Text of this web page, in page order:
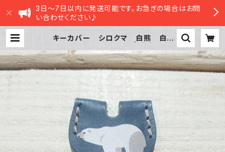
3日～7日以内に発送可能です。お急ぎの場合はお問
い合わせください♪
キーカバー シロクマ 白熊 白く
STORE|ささってストア